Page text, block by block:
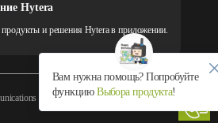
Hytera
продукты и решения Hytera в приложении.
Corporation Limited All Rights Reserved
Вам нужна помощь? Попробуйте
функциюВыбора продукта!